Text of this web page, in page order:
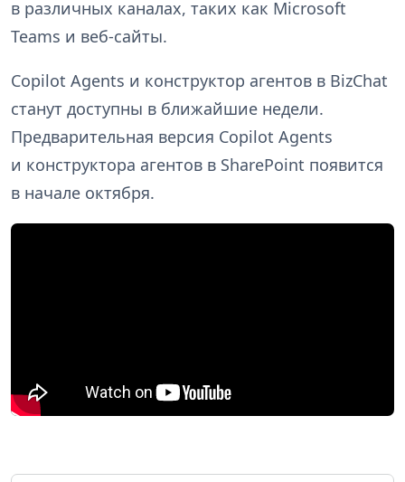
в различных каналах, таких как Microsoft
Teams и веб-сайты.
Copilot Agents и конструктор агентов в BizChat
станут доступны в ближайшие недели.
Предварительная версия Copilot Agents
и конструктора агентов в SharePoint появится
в начале октября.